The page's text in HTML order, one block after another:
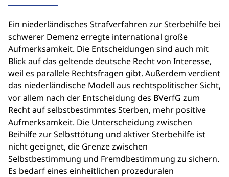
Ein niederländisches Strafverfahren zur Sterbehilfe bei
schwerer Demenz erregte international große
Aufmerksamkeit. Die Entscheidungen sind auch mit
Blick auf das geltende deutsche Recht von Interesse,
weil es parallele Rechtsfragen gibt. Außerdem verdient
das niederländische Modell aus rechtspolitischer Sicht,
vor allem nach der Entscheidung des BVerfG zum
Recht auf selbstbestimmtes Sterben, mehr positive
Aufmerksamkeit. Die Unterscheidung zwischen
Beihilfe zur Selbsttötung und aktiver Sterbehilfe ist
nicht geeignet, die Grenze zwischen
Selbstbestimmung und Fremdbestimmung zu sichern.
Es bedarf eines einheitlichen prozeduralen